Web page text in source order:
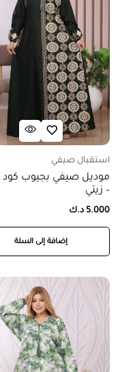
استقبال صيفي
– زيتي
5.000 د.ك
إضافة إلى السلة